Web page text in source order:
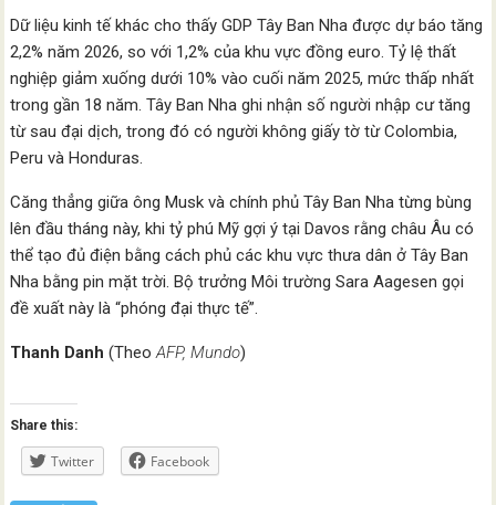
Dữ liệu kinh tế khác cho thấy GDP Tây Ban Nha được dự báo tăng
2,2% năm 2026, so với 1,2% của khu vực đồng euro. Tỷ lệ thất
nghiệp giảm xuống dưới 10% vào cuối năm 2025, mức thấp nhất
trong gần 18 năm. Tây Ban Nha ghi nhận số người nhập cư tăng
từ sau đại dịch, trong đó có người không giấy tờ từ Colombia,
Peru và Honduras.
Căng thẳng giữa ông Musk và chính phủ Tây Ban Nha từng bùng
lên đầu tháng này, khi tỷ phú Mỹ gợi ý tại Davos rằng châu Âu có
thể tạo đủ điện bằng cách phủ các khu vực thưa dân ở Tây Ban
Nha bằng pin mặt trời. Bộ trưởng Môi trường Sara Aagesen gọi
đề xuất này là “phóng đại thực tế”.
Thanh Danh(TheoAFP, Mundo)
Share this:
Twitter Facebook